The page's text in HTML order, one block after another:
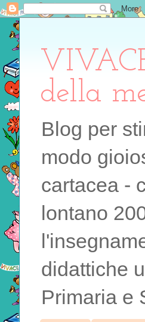
della
Blog per
modo
cartacea -
lontano
didattiche
Primaria e